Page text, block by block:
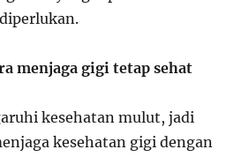
menjaga gigi tetap sehat
kesehatan mulut, jadi
kesehatan gigi dengan